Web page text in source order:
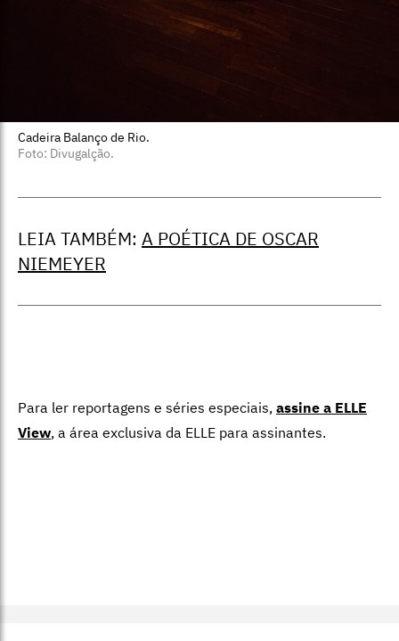
Cadeira Balanço de Rio.
Foto: Divugalção.
LEIA TAMBÉM: A POÉTICA DE OSCAR
NIEMEYER
Para ler reportagens e séries especiais, assine a ELLE
View, a área exclusiva da ELLE para assinantes.